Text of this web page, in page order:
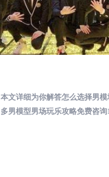
本文详细为你解答怎么选择男
多男模型男场玩乐攻略免费咨